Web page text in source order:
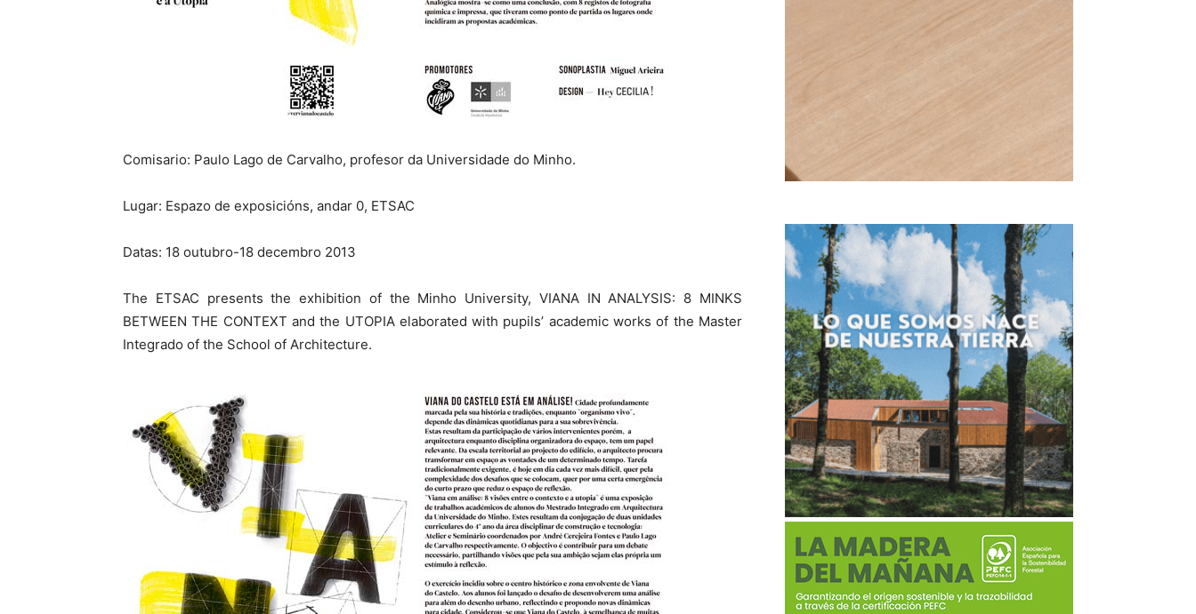
Comisario: Paulo Lago de Carvalho, profesor da Universidade do Minho.
Lugar: Espazo de exposicións, andar 0, ETSAC
Datas: 18 outubro-18 decembro 2013
The ETSAC presents the exhibition of the Minho University, VIANA IN ANALYSIS: 8 MINKS
BETWEEN THE CONTEXT and the UTOPIA elaborated with pupils’ academic works of the Master
Integrado of the School of Architecture.